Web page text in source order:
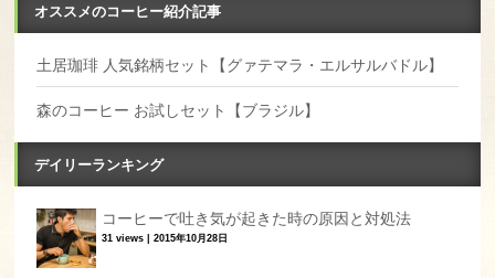
オススメのコーヒー紹介記事
土居珈琲 人気銘柄セット【グァテマラ・エルサルバドル】
森のコーヒー お試しセット【ブラジル】
デイリーランキング
コーヒーで吐き気が起きた時の原因と対処法
31 views |2015年10月28日